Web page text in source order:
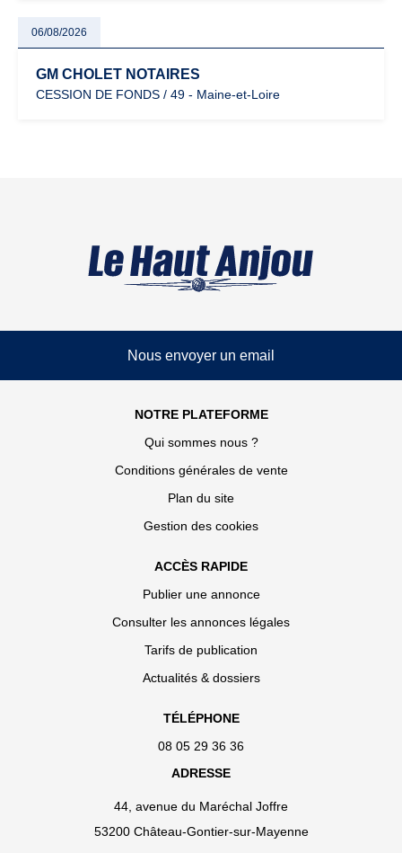
06/08/2026
GM CHOLET NOTAIRES
CESSION DE FONDS / 49 - Maine-et-Loire
Nous envoyer un email
NOTRE PLATEFORME
Qui sommes nous ?
Conditions générales de vente
Plan du site
Gestion des cookies
ACCÈS RAPIDE
Publier une annonce
Consulter les annonces légales
Tarifs de publication
Actualités & dossiers
TÉLÉPHONE
08 05 29 36 36
ADRESSE
44, avenue du Maréchal Joffre
53200 Château-Gontier-sur-Mayenne